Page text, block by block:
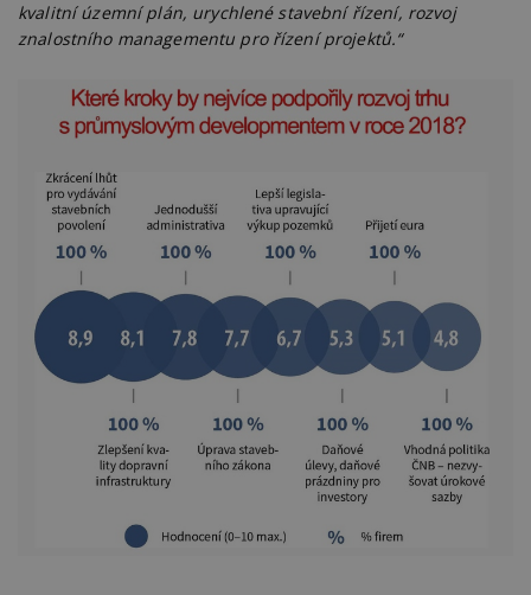
kvalitní územní plán, urychlené stavební řízení, rozvoj
znalostního managementu pro řízení projektů.“